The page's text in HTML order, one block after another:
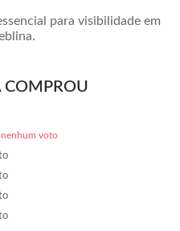
para visibilidade em
COMPROU
nenhum voto